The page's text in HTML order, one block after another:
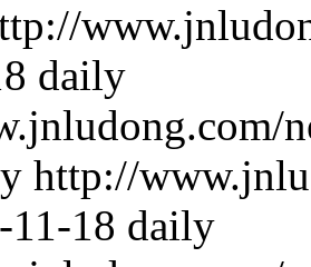
daily
http://
11-18 daily